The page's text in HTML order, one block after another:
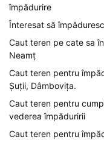
împădurire
Înteresat să
Caut teren pe cate sa
Neamț
Caut teren pentru
Șuții, Dâmbovița.
Caut teren pentru
vederea împăduririi
Caut teren pentru